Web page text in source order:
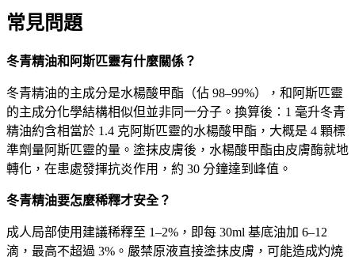
常見問題
冬青精油和阿斯匹靈有什麼關係？
冬青精油的主成分是水楊酸甲酯（佔 98–99%），和阿斯匹靈
的主成分化學結構相似但並非同一分子。換算後：1 毫升冬青
精油約含相當於 1.4 克阿斯匹靈的水楊酸甲酯，大概是 4 顆標
準劑量阿斯匹靈的量。塗抹皮膚後，水楊酸甲酯由皮膚酶就地
轉化，在患處發揮抗炎作用，約 30 分鐘達到峰值。
冬青精油要怎麼稀釋才安全？
成人局部使用建議稀釋至 1–2%，即每 30ml 基底油加 6–12
滴，最高不超過 3%。嚴禁原液直接塗抹皮膚，可能造成灼燒